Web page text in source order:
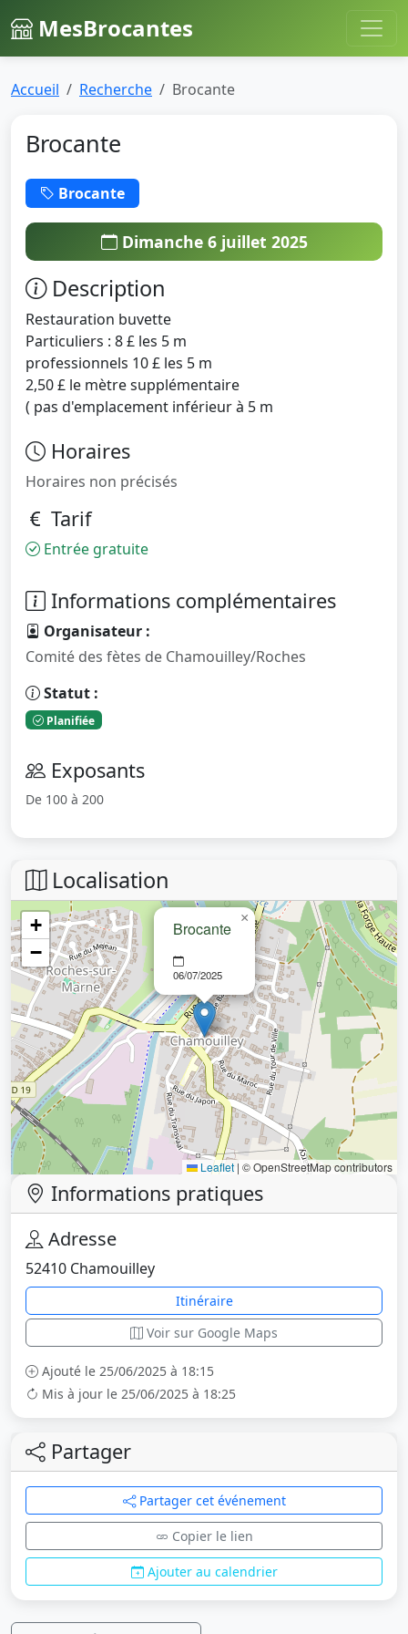
MesBrocantes
Accueil Recherche Brocante
Brocante
Brocante
Dimanche 6 juillet 2025
Description
Restauration buvette
Particuliers : 8 £ les 5 m
professionnels 10 £ les 5 m
2,50 £ le mètre supplémentaire
( pas d'emplacement inférieur à 5 m
Horaires
Horaires non précisés
Tarif
Entrée gratuite
Informations complémentaires
Organisateur :
Comité des fètes de Chamouilley/Roches
Statut :
Planifiée
Exposants
De 100 à 200
Localisation
Brocante
06/07/2025
×
+
−
Leaflet | © OpenStreetMap contributors
Informations pratiques
Adresse
52410 Chamouilley
Itinéraire
Voir sur Google Maps
Ajouté le 25/06/2025 à 18:15
Mis à jour le 25/06/2025 à 18:25
Partager
Partager cet événement
Copier le lien
Ajouter au calendrier